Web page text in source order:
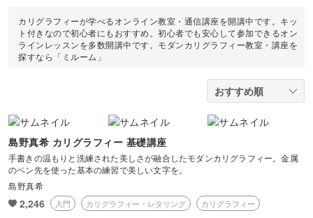
アロマキャンドル
カルトナージュ
水引
レザークラフト
クラフト
ぬいぐるみ
金継ぎ
フラワーアレンジメント
アロマ・ハーブ
パーソナルカラー
暮らし
ヨガ
洋菓子
EC・集客
カメラ基礎
ボケ・丸ボケ
構図
光・ライティング
カリグラフィーが学べるオンライン教室・通信講座を開講中です。キッ
ト付きなので初心者にもおすすめ。初心者でも安心して参加できるオン
ラインレッスンを多数開講中です。モダンカリグラフィー教室・講座を
探すなら「ミルーム」
島野真希 カリグラフィー 基礎講座
手書きの温もりと洗練された美しさが融合したモダンカリグラフィー。金属
のペン先を使った基本の練習で美しい文字を。
島野真希
2,246 入門 カリグラフィー・レタリング カリグラフィー